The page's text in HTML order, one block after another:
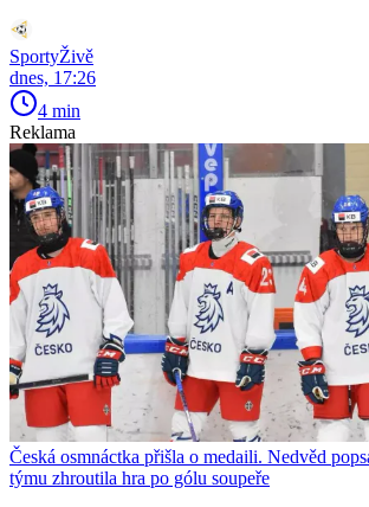
SportyŽivě
dnes, 17:26
4 min
Reklama
Česká osmnáctka přišla o medaili. Nedvěd
týmu zhroutila hra po gólu soupeře